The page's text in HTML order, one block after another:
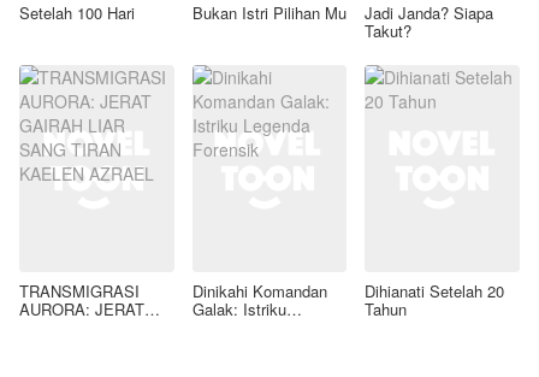
Setelah 100 Hari Bukan Istri Pilihan Mu Jadi Janda? Siapa
Takut?
TRANSMIGRASI
AURORA: JERAT
Dinikahi Komandan
Galak: Istriku
Dihianati Setelah 20
Tahun